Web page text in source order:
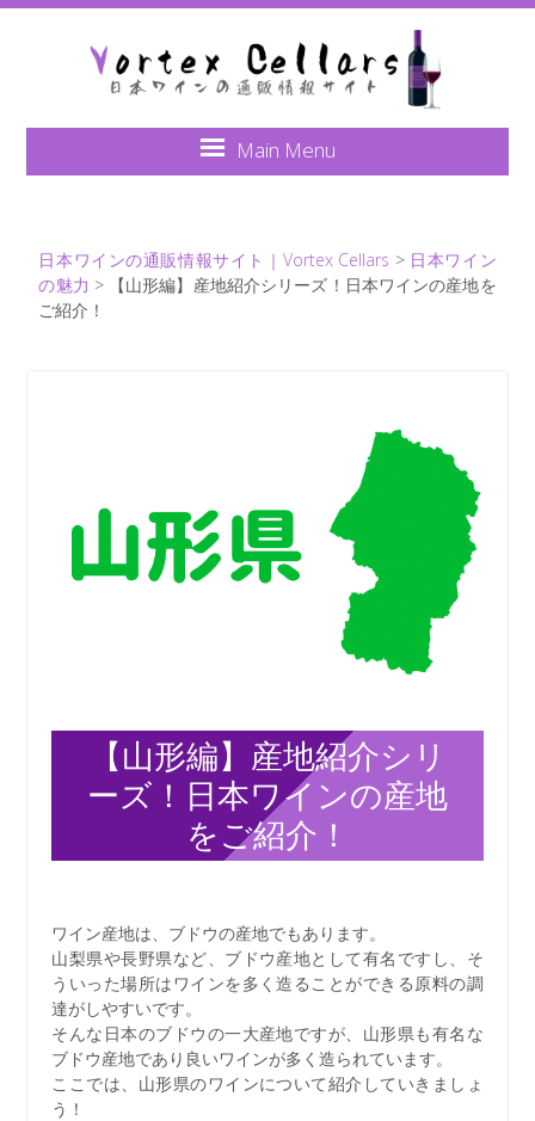
通販情報サイト
Main Menu
日本ワインの通販情報サイト｜Vortex Cellars > 日本ワイン
の魅力 >
【山形編】産地紹介シリーズ！日本ワインの産地を
ご紹介！
【山形編】産地紹介シリ
ーズ！日本ワインの産地
をご紹介！
ワイン産地は、ブドウの産地でもあります。
山梨県や長野県など、ブドウ産地として有名ですし、そ
ういった場所はワインを多く造ることができる原料の調
達がしやすいです。
そんな日本のブドウの一大産地ですが、山形県も有名な
ブドウ産地であり良いワインが多く造られています。
ここでは、山形県のワインについて紹介していきましょ
う！